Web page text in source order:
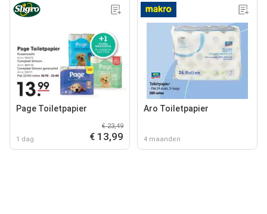
Page Toiletpapier
1 dag
€ 23,49
€ 13,99
Aro Toiletpapier
4 maanden